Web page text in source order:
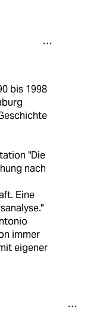
bis 1998
"Die
nach
Eine
immer
eigener